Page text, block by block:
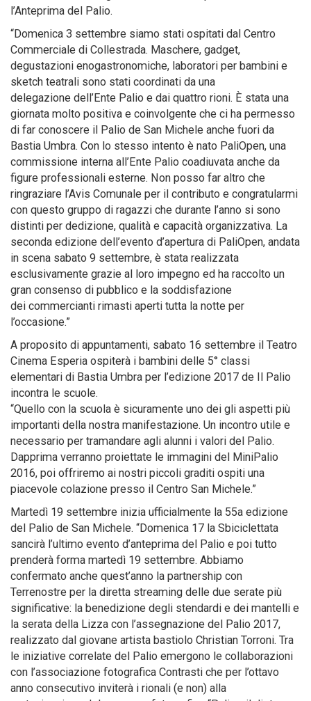
l’Anteprima del Palio.
“Domenica 3 settembre siamo stati ospitati dal Centro
Commerciale di Collestrada. Maschere, gadget,
degustazioni enogastronomiche, laboratori per bambini e
sketch teatrali sono stati coordinati da una
delegazione dell’Ente Palio e dai quattro rioni. È stata una
giornata molto positiva e coinvolgente che ci ha permesso
di far conoscere il Palio de San Michele anche fuori da
Bastia Umbra. Con lo stesso intento è nato PaliOpen, una
commissione interna all’Ente Palio coadiuvata anche da
figure professionali esterne. Non posso far altro che
ringraziare l’Avis Comunale per il contributo e congratularmi
con questo gruppo di ragazzi che durante l’anno si sono
distinti per dedizione, qualità e capacità organizzativa. La
seconda edizione dell’evento d’apertura di PaliOpen, andata
in scena sabato 9 settembre, è stata realizzata
esclusivamente grazie al loro impegno ed ha raccolto un
gran consenso di pubblico e la soddisfazione
dei commercianti rimasti aperti tutta la notte per
l’occasione.”
A proposito di appuntamenti, sabato 16 settembre il Teatro
Cinema Esperia ospiterà i bambini delle 5° classi
elementari di Bastia Umbra per l’edizione 2017 de Il Palio
incontra le scuole.
“Quello con la scuola è sicuramente uno dei gli aspetti più
importanti della nostra manifestazione. Un incontro utile e
necessario per tramandare agli alunni i valori del Palio.
Dapprima verranno proiettate le immagini del MiniPalio
2016, poi offriremo ai nostri piccoli graditi ospiti una
piacevole colazione presso il Centro San Michele.”
Martedì 19 settembre inizia ufficialmente la 55a edizione
del Palio de San Michele. “Domenica 17 la Sbiciclettata
sancirà l’ultimo evento d’anteprima del Palio e poi tutto
prenderà forma martedì 19 settembre. Abbiamo
confermato anche quest’anno la partnership con
Terrenostre per la diretta streaming delle due serate più
significative: la benedizione degli stendardi e dei mantelli e
la serata della Lizza con l’assegnazione del Palio 2017,
realizzato dal giovane artista bastiolo Christian Torroni. Tra
le iniziative correlate del Palio emergono le collaborazioni
con l’associazione fotografica Contrasti che per l’ottavo
anno consecutivo inviterà i rionali (e non) alla